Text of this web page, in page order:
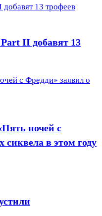
13 трофеев
II добавят 13
с Фредди» заявил о
ночей с
сиквела в этом году